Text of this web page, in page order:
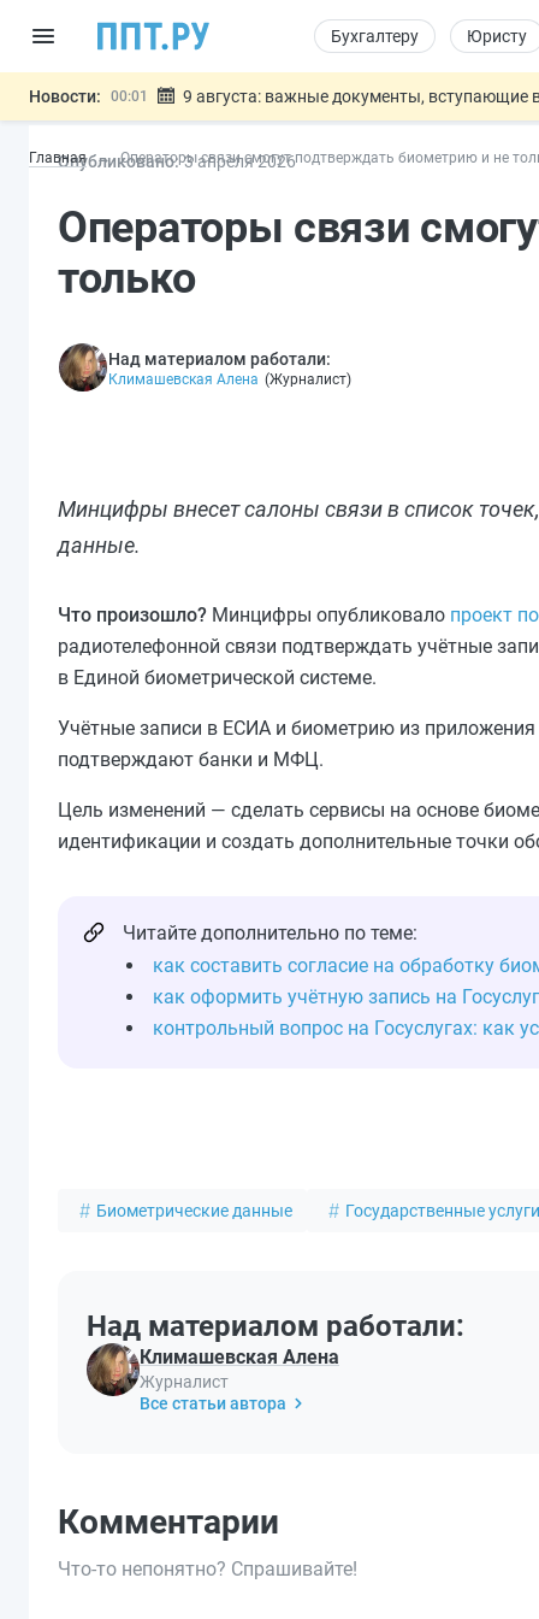
Бухгалтеру Юристу
Новости: 00:01 9 августа: важные документы, вступающие
07.08 Дистанционную работу беременных пропишут
07.08 Важно Разработают единые критерии
Главная Операторы связи смогут подтверждать биометрию и не
Опубликовано: 3 апреля2026
Операторы связи
только
Над материалом работали:
Климашевская Алена (Журналист)
Минцифры внесет салоны связи в список
данные.
Что произошло? Минцифры опубликовало проект
радиотелефонной связи подтверждать учётные
в Единой биометрической системе.
Учётные записи в ЕСИА и биометрию из
подтверждают банки и МФЦ.
Цель изменений — сделать сервисы на основе
идентификации и создать дополнительные точки
Читайте дополнительно по теме:
как составить согласие на обработку
как оформить учётную запись на
контрольный вопрос на Госуслугах: как
Биометрические данные Государственные услуги
Над материалом работали:
Климашевская Алена
Журналист
Все статьи автора
Комментарии
Что-то непонятно? Спрашивайте!